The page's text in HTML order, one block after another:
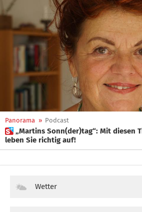
Panorama » Podcast
 „Martins Sonn(der)tag“: Mit diesen Tipps der hl. Hildegard
leben Sie richtig auf!
Wetter